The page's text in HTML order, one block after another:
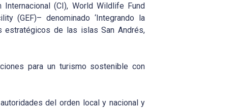
(CI), World Wildlife Fund
(GEF)– denominado ‘Integrando la
de las islas San Andrés,
para un turismo sostenible con
del orden local y nacional y